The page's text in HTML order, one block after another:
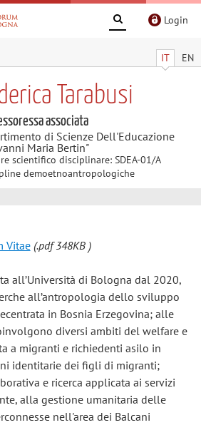
Login
IT EN
Tarabusi
associata
di Scienze Dell'Educazione
Maria Bertin"
scientifico disciplinare: SDEA-01/A
demoetnoantropologiche
Vitae(.pdf 348KB )
all’Università di Bologna dal 2020,
all’antropologia dello sviluppo
in Bosnia Erzegovina; alle
diversi ambiti del welfare e
a migranti e richiedenti asilo in
identitarie dei figli di migranti;
e ricerca applicata ai servizi
alla gestione umanitaria delle
nell'area dei Balcani